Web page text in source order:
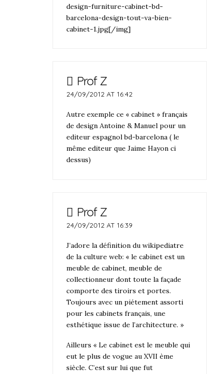
design-furniture-cabinet-bd-
barcelona-design-tout-va-bien-
cabinet-1.jpg[/img]
Prof Z
24/09/2012 AT 16:42
Autre exemple ce « cabinet » français
de design Antoine & Manuel pour un
editeur espagnol bd-barcelona ( le
même editeur que Jaime Hayon ci
dessus)
Prof Z
24/09/2012 AT 16:39
J’adore la définition du wikipediatre
de la culture web: « le cabinet est un
meuble de cabinet, meuble de
collectionneur dont toute la façade
comporte des tiroirs et portes.
Toujours avec un piétement assorti
pour les cabinets français, une
esthétique issue de l’architecture. »
Ailleurs « Le cabinet est le meuble qui
eut le plus de vogue au XVII ème
siècle. C’est sur lui que fut